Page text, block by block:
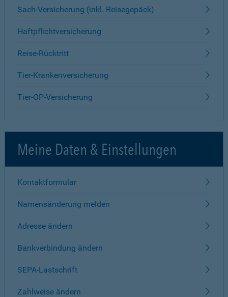
Sach-Versicherung (inkl. Reisegepäck)
Haftpflichtversicherung
Reise-Rücktritt
Tier-Krankenversicherung
Tier-OP-Versicherung
Meine Daten & Einstellungen
Kontaktformular
Namensänderung melden
Adresse ändern
Bankverbindung ändern
SEPA-Lastschrift
Zahlweise ändern